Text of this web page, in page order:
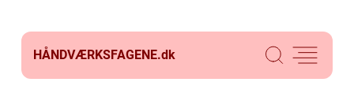
HÅNDVÆRKSFAGENE.dk